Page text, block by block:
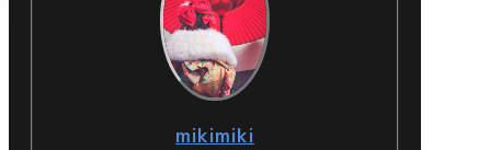
mikimiki